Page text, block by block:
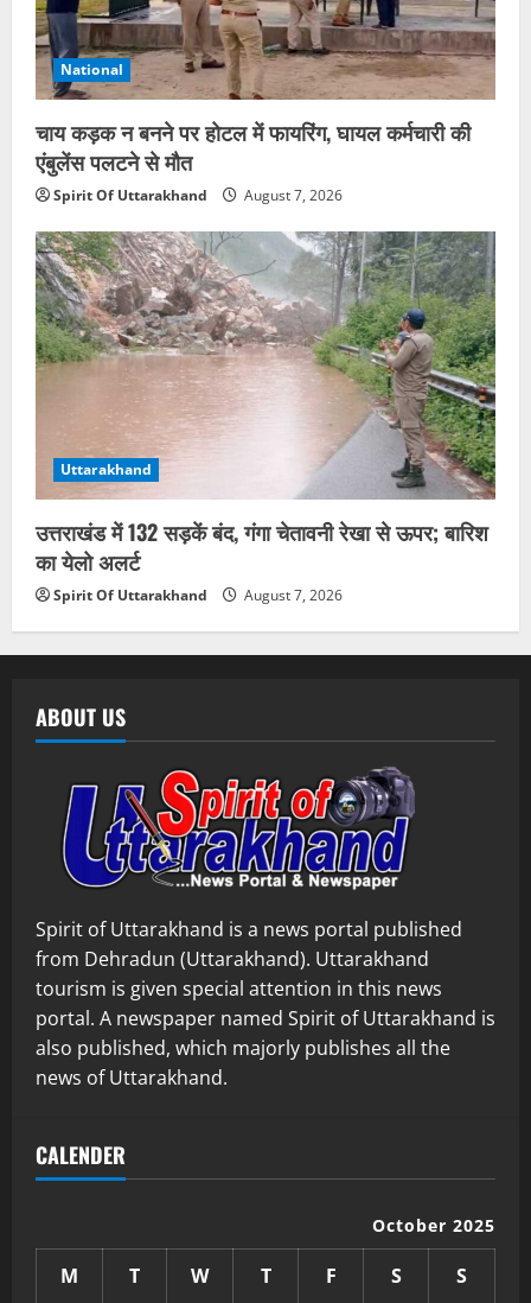
National
चाय कड़क न बनने पर होटल में फायरिंग, घायल कर्मचारी की
एंबुलेंस पलटने से मौत
Spirit Of Uttarakhand August 7, 2026
Uttarakhand
उत्तराखंड में 132 सड़कें बंद, गंगा चेतावनी रेखा से ऊपर; बारिश
का येलो अलर्ट
Spirit Of Uttarakhand August 7, 2026
ABOUT US
Spirit of Uttarakhand is a news portal published
from Dehradun (Uttarakhand). Uttarakhand
tourism is given special attention in this news
portal. A newspaper named Spirit of Uttarakhand is
also published, which majorly publishes all the
news of Uttarakhand.
CALENDER
October 2025
M T W T F S
S